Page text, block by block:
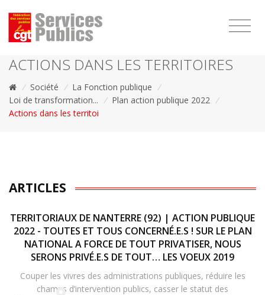
ACTIONS DANS LES TERRITOIRES
/ Société / La Fonction publique /
Loi de transformation... / Plan action publique 2022 /
Actions dans les territoi
ARTICLES
TERRITORIAUX DE NANTERRE (92) | ACTION PUBLIQUE
2022 - TOUTES ET TOUS CONCERNÉ.E.S ! SUR LE PLAN
NATIONAL A FORCE DE TOUT PRIVATISER, NOUS
SERONS PRIVÉ.E.S DE TOUT… LES VOEUX 2019
Couper les vivres des administrations publiques, réduire les
champs d’intervention publics, casser le statut des